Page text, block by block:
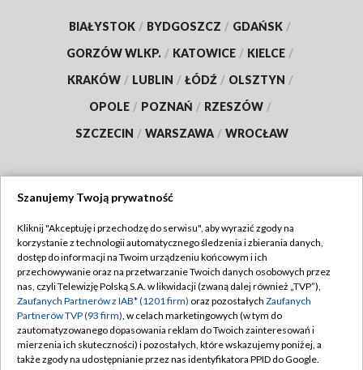
BIAŁYSTOK / BYDGOSZCZ / GDAŃSK /
GORZÓW WLKP. / KATOWICE / KIELCE /
KRAKÓW / LUBLIN / ŁÓDŹ / OLSZTYN /
OPOLE / POZNAŃ / RZESZÓW /
SZCZECIN / WARSZAWA / WROCŁAW
TVP
Abonament TVP
Emisja w TVP
Centrum informacji TVP
Naziemna Telewizja Cyfrowa
Regulamin TVP
Polityka prywatności
Moje zgody
Pomoc
Szanujemy Twoją prywatność
Kliknij "Akceptuję i przechodzę do serwisu", aby wyrazić zgody na
korzystanie z technologii automatycznego śledzenia i zbierania danych,
dostęp do informacji na Twoim urządzeniu końcowym i ich
przechowywanie oraz na przetwarzanie Twoich danych osobowych przez
nas, czyli Telewizję Polską S.A. w likwidacji (zwaną dalej również „TVP”),
Zaufanych Partnerów z IAB* (1201 firm) oraz pozostałych Zaufanych
Partnerów TVP (93 firm), w celach marketingowych (w tym do
zautomatyzowanego dopasowania reklam do Twoich zainteresowań i
mierzenia ich skuteczności) i pozostałych, które wskazujemy poniżej, a
także zgody na udostępnianie przez nas identyfikatora PPID do Google.